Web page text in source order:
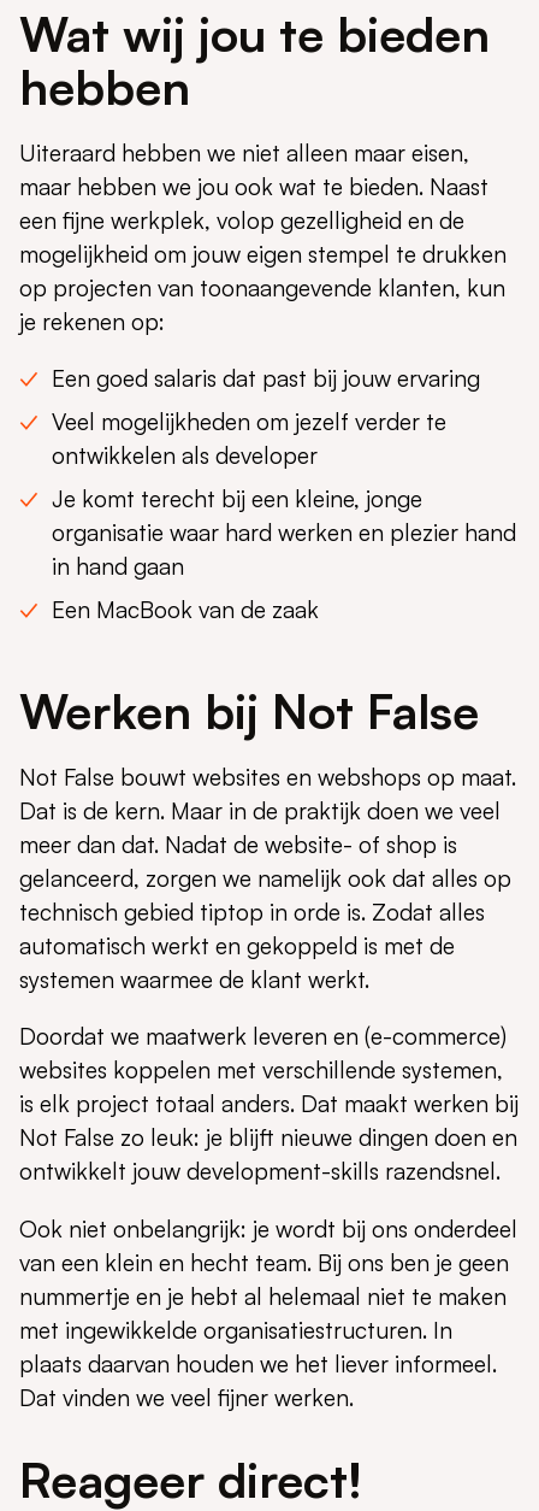
Wat wij jou te bieden
hebben
Uiteraard hebben we niet alleen maar eisen,
maar hebben we jou ook wat te bieden. Naast
een fijne werkplek, volop gezelligheid en de
mogelijkheid om jouw eigen stempel te drukken
op projecten van toonaangevende klanten, kun
je rekenen op:
Een goed salaris dat past bij jouw ervaring
Veel mogelijkheden om jezelf verder te
ontwikkelen als developer
Je komt terecht bij een kleine, jonge
organisatie waar hard werken en plezier hand
in hand gaan
Een MacBook van de zaak
Werken bij Not False
Not False bouwt websites en webshops op maat.
Dat is de kern. Maar in de praktijk doen we veel
meer dan dat. Nadat de website- of shop is
gelanceerd, zorgen we namelijk ook dat alles op
technisch gebied tiptop in orde is. Zodat alles
automatisch werkt en gekoppeld is met de
systemen waarmee de klant werkt.
Doordat we maatwerk leveren en (e-commerce)
websites koppelen met verschillende systemen,
is elk project totaal anders. Dat maakt werken bij
Not False zo leuk: je blijft nieuwe dingen doen en
ontwikkelt jouw development-skills razendsnel.
Ook niet onbelangrijk: je wordt bij ons onderdeel
van een klein en hecht team. Bij ons ben je geen
nummertje en je hebt al helemaal niet te maken
met ingewikkelde organisatiestructuren. In
plaats daarvan houden we het liever informeel.
Dat vinden we veel fijner werken.
Reageer direct!